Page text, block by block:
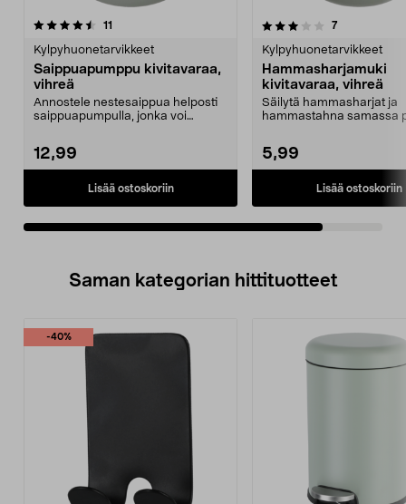
11
Kylpyhuonetarvikkeet
Saippuapumppu kivitavaraa,
vihreä
Annostele nestesaippua helposti
saippuapumpulla, jonka voi
12,99
Lisää ostoskoriin
3.5viidestä
7arvostelut
Kylpyhuonetarvikkeet
Hammasharjamuki
kivitavaraa, vihreä
Säilytä hammasharjat ja
hammastahna samassa
5,99
Lisää ostoskoriin
Saman kategorian hittituotteet
-40%